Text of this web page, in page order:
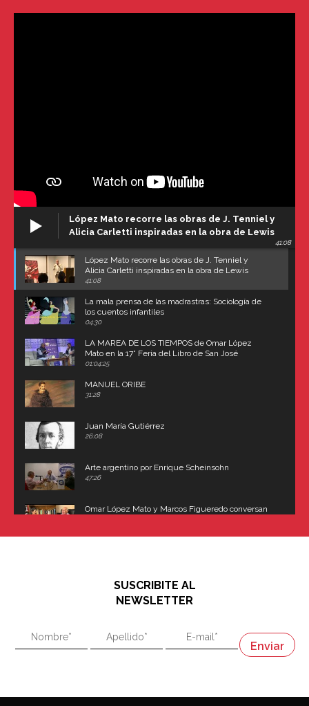
López Mato recorre las obras de J. Tenniel y
Alicia Carletti inspiradas en la obra de Lewis
41:08
López Mato recorre las obras de J. Tenniel y
Alicia Carletti inspiradas en la obra de Lewis
Carroll
41:08
La mala prensa de las madrastras: Sociología de
los cuentos infantiles
04:30
LA MAREA DE LOS TIEMPOS de Omar López
Mato en la 17° Feria del Libro de San José
(Uruguay)
01:04:25
MANUEL ORIBE
31:28
Juan María Gutiérrez
26:08
Arte argentino por Enrique Scheinsohn
47:26
Omar López Mato y Marcos Figueredo conversan
"En política, la estupidez no es una desventaja"
"En política, la estupidez no es una desventaja"
Napoleón
SUSCRIBITE AL
NEWSLETTER